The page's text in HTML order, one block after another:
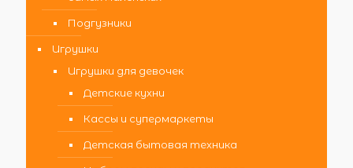
Подгузники
Игрушки
Игрушки для девочек
Детские кухни
Кассы и супермаркеты
Детская бытовая техника